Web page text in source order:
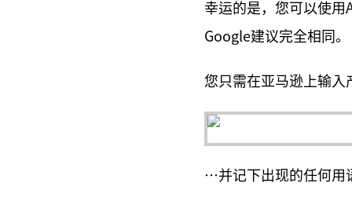
幸运的是，您可以使
Google建议完全相同。
您只需在亚马逊上输
…并记下出现的任何用